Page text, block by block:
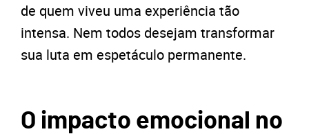
de quem viveu uma experiência tão
intensa. Nem todos desejam transformar
sua luta em espetáculo permanente.
O impacto emocional no